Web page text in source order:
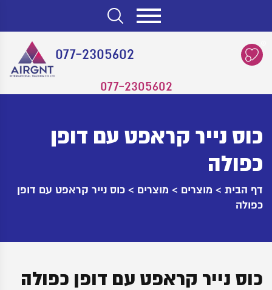
077-2305602
077-2305602
כוס נייר קראפט עם דופן
כפולה
דף הבית > מוצרים > מוצרים > כוס נייר קראפט עם דופן
כפולה
כוס נייר קראפט עם דופן כפולה